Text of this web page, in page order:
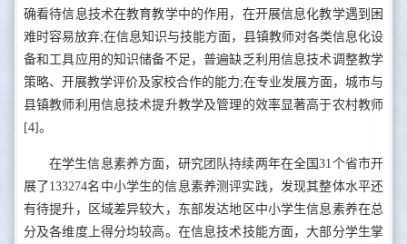
确看待信息技术在教育教学中的作用，在开展信息化教学遇到困
难时容易放弃;在信息知识与技能方面，县镇教师对各类信息化设
备和工具应用的知识储备不足，普遍缺乏利用信息技术调整教学
策略、开展教学评价及家校合作的能力;在专业发展方面，城市与
县镇教师利用信息技术提升教学及管理的效率显著高于农村教师
[4]。
在学生信息素养方面，研究团队持续两年在全国31个省市开
展了133274名中小学生的信息素养测评实践，发现其整体水平还
有待提升，区域差异较大，东部发达地区中小学生信息素养在总
分及各维度上得分均较高。在信息技术技能方面，大部分学生掌